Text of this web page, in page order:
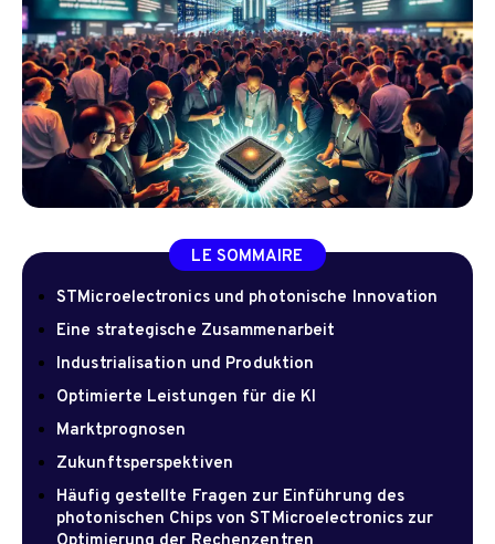
LE SOMMAIRE
STMicroelectronics und photonische Innovation
Eine strategische Zusammenarbeit
Industrialisation und Produktion
Optimierte Leistungen für die KI
Marktprognosen
Zukunftsperspektiven
Häufig gestellte Fragen zur Einführung des
photonischen Chips von STMicroelectronics zur